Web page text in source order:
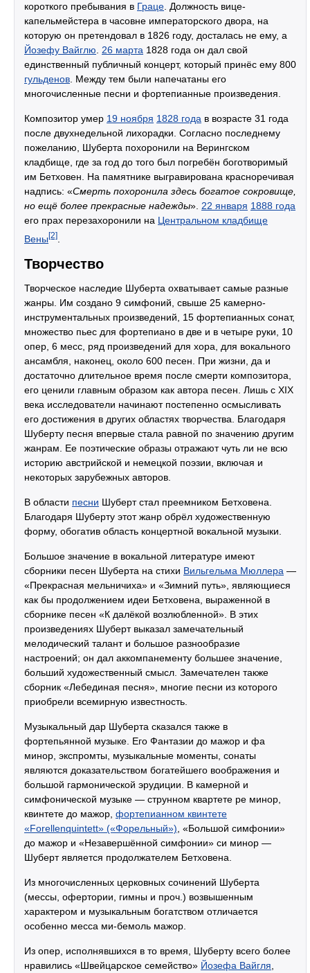
короткого пребывания в Граце. Должность вице-
капельмейстера в часовне императорского двора, на
которую он претендовал в 1826 году, досталась не ему, а
Йозефу Вайглю. 26 марта 1828 года он дал свой
единственный публичный концерт, который принёс ему 800
гульденов. Между тем были напечатаны его
многочисленные песни и фортепианные произведения.
Композитор умер 19 ноября 1828 года в возрасте 31 года
после двухнедельной лихорадки. Согласно последнему
пожеланию, Шуберта похоронили на Верингском
кладбище, где за год до того был погребён боготворимый
им Бетховен. На памятнике выгравирована красноречивая
надпись: «Смерть похоронила здесь богатое сокровище,
но ещё более прекрасные надежды». 22 января 1888 года
его прах перезахоронили на Центральном кладбище
Вены [2]
Творчество
Творческое наследие Шуберта охватывает самые разные
жанры. Им создано 9 симфоний, свыше 25 камерно-
инструментальных произведений, 15 фортепианных сонат,
множество пьес для фортепиано в две и в четыре руки, 10
опер, 6 месс, ряд произведений для хора, для вокального
ансамбля, наконец, около 600 песен. При жизни, да и
достаточно длительное время после смерти композитора,
его ценили главным образом как автора песен. Лишь с XIX
века исследователи начинают постепенно осмысливать
его достижения в других областях творчества. Благодаря
Шуберту песня впервые стала равной по значению другим
жанрам. Ее поэтические образы отражают чуть ли не всю
историю австрийской и немецкой поэзии, включая и
некоторых зарубежных авторов.
В области песни Шуберт стал преемником Бетховена.
Благодаря Шуберту этот жанр обрёл художественную
форму, обогатив область концертной вокальной музыки.
Большое значение в вокальной литературе имеют
сборники песен Шуберта на стихи Вильгельма Мюллера —
«Прекрасная мельничиха» и «Зимний путь», являющиеся
как бы продолжением идеи Бетховена, выраженной в
сборнике песен «К далёкой возлюбленной». В этих
произведениях Шуберт выказал замечательный
мелодический талант и большое разнообразие
настроений; он дал аккомпанементу большее значение,
больший художественный смысл. Замечателен также
сборник «Лебединая песня», многие песни из которого
приобрели всемирную известность.
Музыкальный дар Шуберта сказался также в
фортепьянной музыке. Его Фантазии до мажор и фа
минор, экспромты, музыкальные моменты, сонаты
являются доказательством богатейшего воображения и
большой гармонической эрудиции. В камерной и
симфонической музыке — струнном квартете ре минор,
квинтете до мажор, фортепианном квинтете
«Forellenquintett» («Форельный») , «Большой симфонии»
до мажор и «Незавершённой симфонии» си минор —
Шуберт является продолжателем Бетховена.
Из многочисленных церковных сочинений Шуберта
(мессы, офертории, гимны и проч.) возвышенным
характером и музыкальным богатством отличается
особенно месса ми-бемоль мажор.
Из опер, исполнявшихся в то время, Шуберту всего более
нравились «Швейцарское семейство» Йозефа Вайгля